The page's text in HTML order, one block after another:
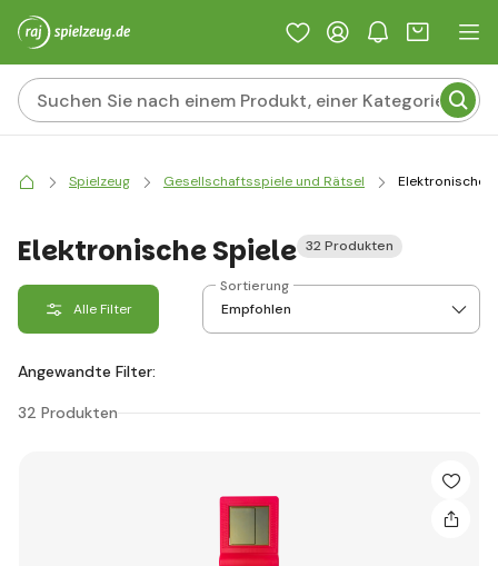
Spielzeug Gesellschaftsspiele und Rätsel Elektronische
Elektronische Spiele 32 Produkten
Alle Filter
Sortierung
Angewandte Filter:
32 Produkten